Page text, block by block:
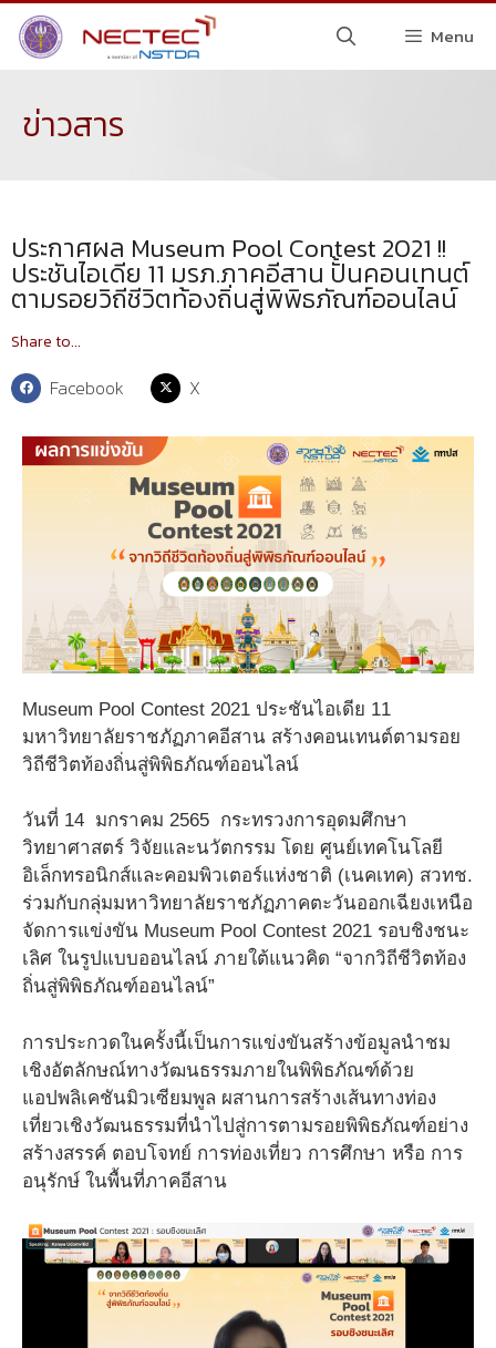
Menu
ข่าวสาร
ประกาศผล Museum Pool Contest 2021 !!
ประชันไอเดีย 11 มรภ.ภาคอีสาน ปั้นคอนเทนต์
ตามรอยวิถีชีวิตท้องถิ่นสู่พิพิธภัณฑ์ออนไลน์
Share to...
Facebook X
Museum Pool Contest 2021 ประชันไอเดีย 11
มหาวิทยาลัยราชภัฏภาคอีสาน สร้างคอนเทนต์ตามรอย
วิถีชีวิตท้องถิ่นสู่พิพิธภัณฑ์ออนไลน์
วันที่ 14 มกราคม 2565 กระทรวงการอุดมศึกษา
วิทยาศาสตร์ วิจัยและนวัตกรรม โดย ศูนย์เทคโนโลยี
อิเล็กทรอนิกส์และคอมพิวเตอร์แห่งชาติ (เนคเทค) สวทช.
ร่วมกับกลุ่มมหาวิทยาลัยราชภัฏภาคตะวันออกเฉียงเหนือ
จัดการแข่งขัน Museum Pool Contest 2021 รอบชิงชนะ
เลิศ ในรูปแบบออนไลน์ ภายใต้แนวคิด “จากวิถีชีวิตท้อง
ถิ่นสู่พิพิธภัณฑ์ออนไลน์”
การประกวดในครั้งนี้เป็นการแข่งขันสร้างข้อมูลนำชม
เชิงอัตลักษณ์ทางวัฒนธรรมภายในพิพิธภัณฑ์ด้วย
แอปพลิเคชันมิวเซียมพูล ผสานการสร้างเส้นทางท่อง
เที่ยวเชิงวัฒนธรรมที่นำไปสู่การตามรอยพิพิธภัณฑ์อย่าง
สร้างสรรค์ ตอบโจทย์ การท่องเที่ยว การศึกษา หรือ การ
อนุรักษ์ ในพื้นที่ภาคอีสาน